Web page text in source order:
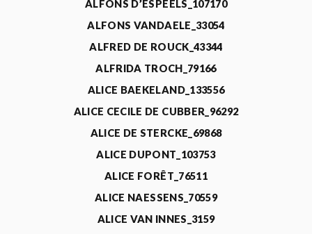
ALFONS D’ESPEELS_107170
ALFONS VANDAELE_33054
ALFRED DE ROUCK_43344
ALFRIDA TROCH_79166
ALICE BAEKELAND_133556
ALICE CECILE DE CUBBER_96292
ALICE DE STERCKE_69868
ALICE DUPONT_103753
ALICE FORÊT_76511
ALICE NAESSENS_70559
ALICE VAN INNES_3159